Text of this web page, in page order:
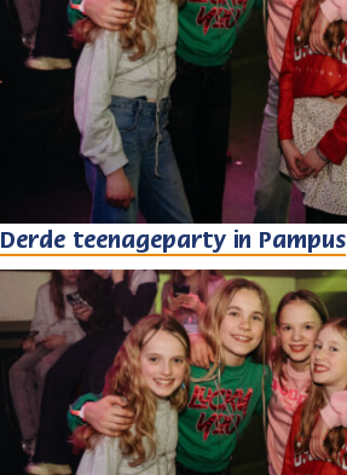
Derde teenageparty in Pampus